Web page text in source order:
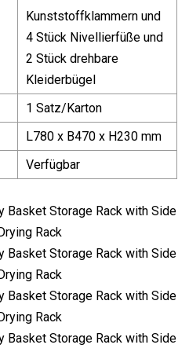
Kunststoffklammern und
4 Stück Nivellierfüße und
2 Stück drehbare
Kleiderbügel
1 Satz/Karton
L780 x B470 x H230 mm
Verfügbar